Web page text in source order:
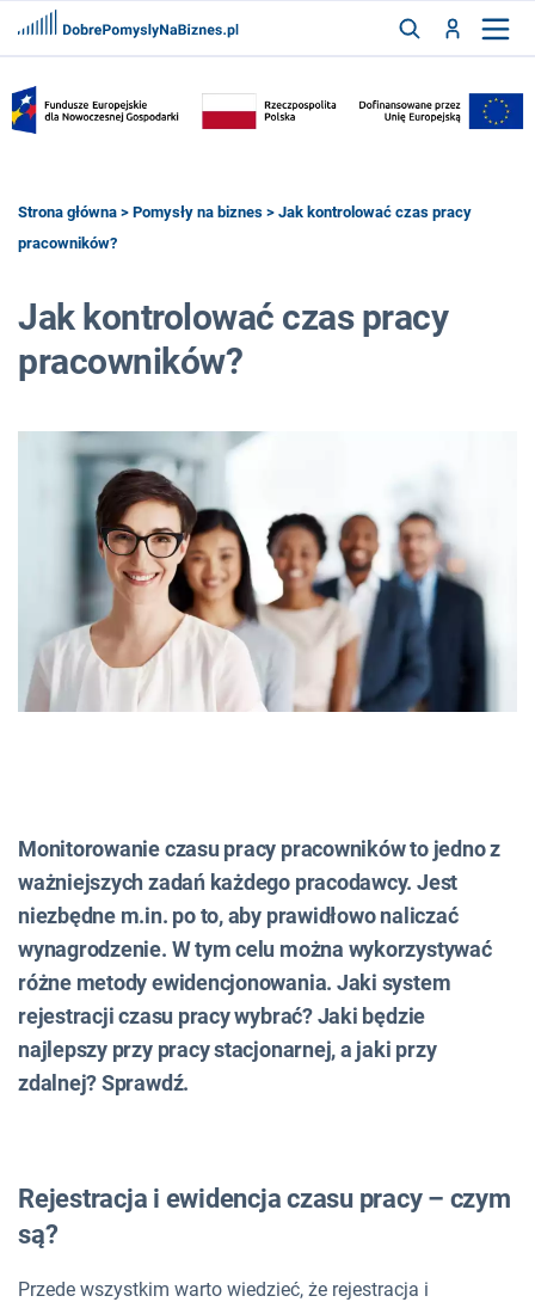
ZAREJESTRUJ
FRANCZYZY
Strona główna > Pomysły na biznes > Jak kontrolować czas pracy
pracowników?
Jak kontrolować czas pracy
pracowników?
Monitorowanie czasu pracy pracowników to jedno z
ważniejszych zadań każdego pracodawcy. Jest
niezbędne m.in. po to, aby prawidłowo naliczać
wynagrodzenie. W tym celu można wykorzystywać
różne metody ewidencjonowania. Jaki system
rejestracji czasu pracy wybrać? Jaki będzie
najlepszy przy pracy stacjonarnej, a jaki przy
zdalnej? Sprawdź.
Rejestracja i ewidencja czasu pracy – czym
są?
Przede wszystkim warto wiedzieć, że rejestracja i